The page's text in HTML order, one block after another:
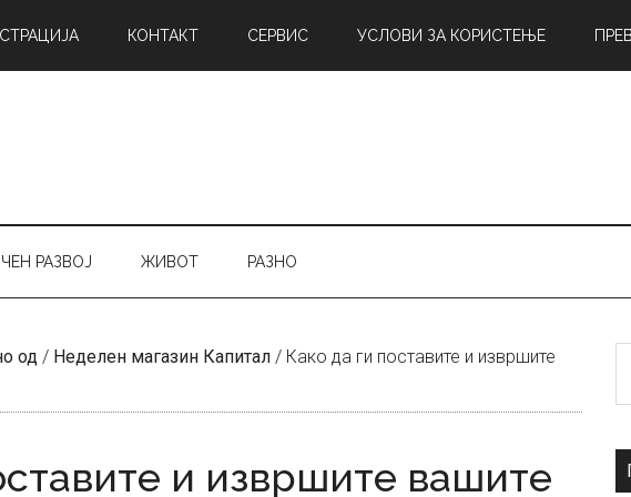
КОНТАКТ СЕРВИС УСЛОВИ ЗА КОРИСТЕЊЕ
РАЗВОЈ ЖИВОТ РАЗНО
од / Неделен магазин Капитал / Како да ги поставите и извршите
и извршите вашите